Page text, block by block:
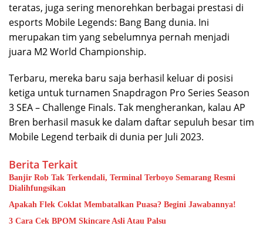
teratas, juga sering menorehkan berbagai prestasi di
esports Mobile Legends: Bang Bang dunia. Ini
merupakan tim yang sebelumnya pernah menjadi
juara M2 World Championship.
Terbaru, mereka baru saja berhasil keluar di posisi
ketiga untuk turnamen Snapdragon Pro Series Season
3 SEA – Challenge Finals. Tak mengherankan, kalau AP
Bren berhasil masuk ke dalam daftar sepuluh besar tim
Mobile Legend terbaik di dunia per Juli 2023.
Berita Terkait
Banjir Rob Tak Terkendali, Terminal Terboyo Semarang Resmi
Dialihfungsikan
Apakah Flek Coklat Membatalkan Puasa? Begini Jawabannya!
3 Cara Cek BPOM Skincare Asli Atau Palsu